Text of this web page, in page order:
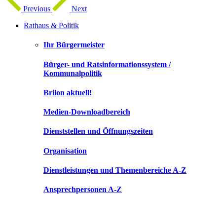
Previous
Next
Rathaus & Politik
Ihr Bürgermeister
Bürger- und Ratsinformationssystem /
Kommunalpolitik
Brilon aktuell!
Medien-Downloadbereich
Dienststellen und Öffnungszeiten
Organisation
Dienstleistungen und Themenbereiche A-Z
Ansprechpersonen A-Z